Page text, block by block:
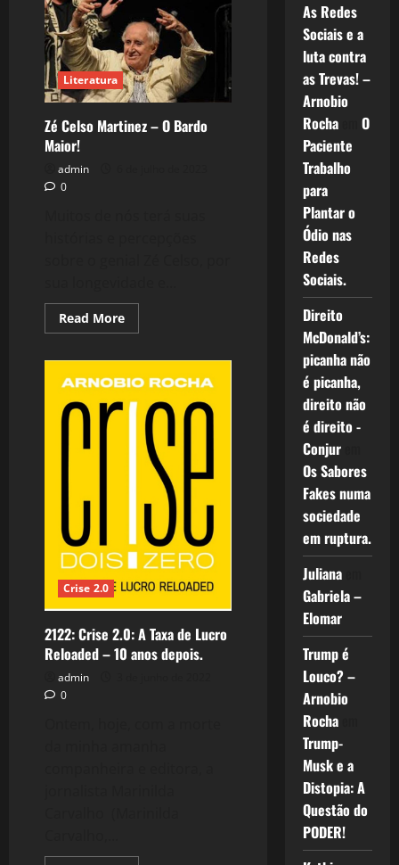
Inteligência
Artificial
não
tem
Autonomia
de
Pensar!
Literatura
Zé Celso Martinez – O Bardo
Maior!
admin
0
Read MoreRead
more
Celso
Martinez
–
O
Bardo
Maior!
Crise 2.0
2122: Crise 2.0: A Taxa de Lucro
Reloaded – 10 anos depois.
admin
0
As Redes
Sociais e a
luta contra
as Trevas! –
Arnobio
Rochaem O
Paciente
Trabalho
para
Plantar o
Ódio nas
Redes
Sociais.
Direito
McDonald’s:
picanha não
é picanha,
direito não
é direito -
Conjurem
Os Sabores
Fakes numa
sociedade
em ruptura.
Julianaem
Gabriela –
Elomar
Trump é
Louco? –
Arnobio
Rochaem
Trump-
Musk e a
Distopia: A
Questão do
PODER!